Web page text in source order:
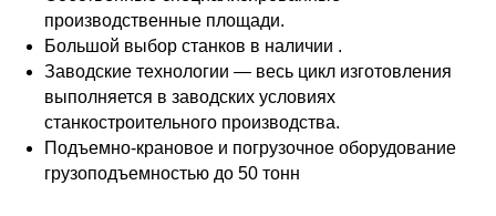
производственные площади.
Большой выбор станков в наличии .
Заводские технологии — весь цикл изготовления
выполняется в заводских условиях
станкостроительного производства.
Подъемно-крановое и погрузочное оборудование
грузоподъемностью до 50 тонн